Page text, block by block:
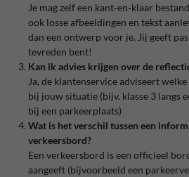
Je mag zelf een kant‑en‑klaar
ook losse afbeeldingen en tekst
dan een ontwerp voor je. Jij geeft
tevreden bent!
Kan ik advies krijgen over de
Ja, de klantenservice adviseert
bij jouw situatie (bijv. klasse 3 langs
bij een parkeerplaats)
Wat is het verschil tussen een
verkeersbord?
Een verkeersbord is een officieel
aangeeft (bijvoorbeeld een